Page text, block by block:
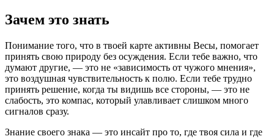
Зачем это знать
Понимание того, что в твоей карте активны Весы, помогает
принять свою природу без осуждения. Если тебе важно, что
думают другие, — это не «зависимость от чужого мнения»,
это воздушная чувствительность к полю. Если тебе трудно
принять решение, когда ты видишь все стороны, — это не
слабость, это компас, который улавливает слишком много
сигналов сразу.
Знание своего знака — это инсайт про то, где твоя сила и где